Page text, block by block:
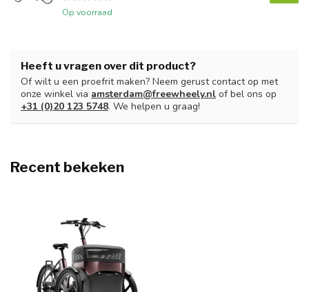
Op voorraad
Heeft u vragen over dit product?
Of wilt u een proefrit maken? Neem gerust contact op met
onze winkel via amsterdam@freewheely.nl of bel ons op
+31 (0)20 123 5748. We helpen u graag!
Recent bekeken